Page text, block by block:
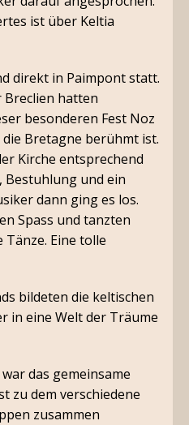
ist über Keltia
direkt in Paimpont statt.
Breclien hatten
besonderen Fest Noz
Bretagne berühmt ist.
Kirche entsprechend
Bestuhlung und ein
dann ging es los.
Spass und tanzten
Eine tolle
bildeten die keltischen
in eine Welt der Träume
das gemeinsame
zu dem verschiedene
zusammen